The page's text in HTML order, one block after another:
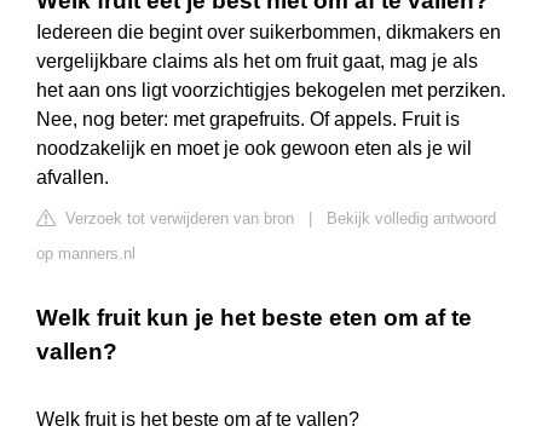
Iedereen die begint over suikerbommen, dikmakers en
vergelijkbare claims als het om fruit gaat, mag je als
het aan ons ligt voorzichtigjes bekogelen met perziken.
Nee, nog beter: met grapefruits. Of appels. Fruit is
noodzakelijk en moet je ook gewoon eten als je wil
afvallen.
Verzoek tot verwijderen van bron
Bekijk volledig antwoord
op manners.nl
Welk fruit kun je het beste eten om af te
vallen?
Welk fruit is het beste om af te vallen?